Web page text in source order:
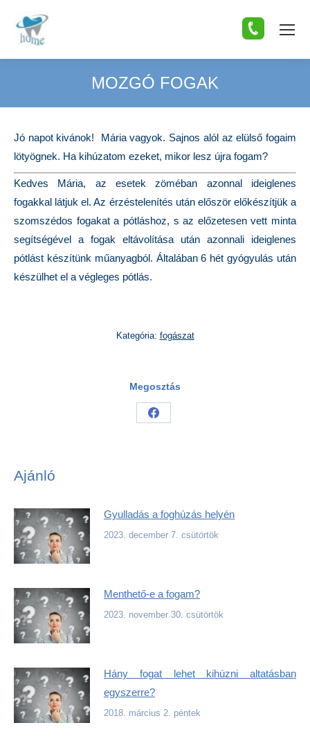
MOZGÓ FOGAK
Jó napot kivánok! Mária vagyok. Sajnos alól az elülső fogaim
lötyögnek. Ha kihúzatom ezeket, mikor lesz újra fogam?
Kedves Mária, az esetek zöméban azonnal ideiglenes
fogakkal látjuk el. Az érzéstelenítés után először előkészítjük a
szomszédos fogakat a pótláshoz, s az előzetesen vett minta
segítségével a fogak eltávolítása után azonnali ideiglenes
pótlást készítünk műanyagból. Általában 6 hét gyógyulás után
készülhet el a végleges pótlás.
Kategória: fogászat
Megosztás
Share
Ajánló
Gyulladás a foghúzás helyén
2023. december 7. csütörtök
Menthető-e a fogam?
2023. november 30. csütörtök
Hány fogat lehet kihúzni altatásban
egyszerre?
2018. március 2. péntek